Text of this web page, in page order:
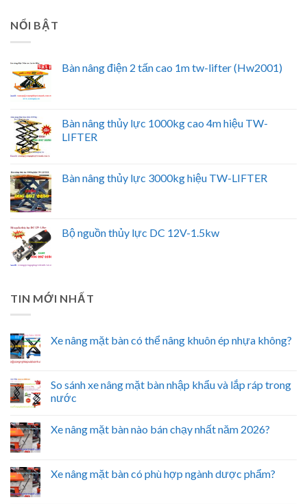
NỔI BẬT
Bàn nâng điện 2 tấn cao 1m tw-lifter (Hw2001)
Bàn nâng thủy lực 1000kg cao 4m hiệu TW-
LIFTER
Bàn nâng thủy lực 3000kg hiệu TW-LIFTER
Bộ nguồn thủy lực DC 12V-1.5kw
TIN MỚI NHẤT
Xe nâng mặt bàn có thể nâng khuôn ép nhựa không?
So sánh xe nâng mặt bàn nhập khẩu và lắp ráp trong
nước
Xe nâng mặt bàn nào bán chạy nhất năm 2026?
Xe nâng mặt bàn có phù hợp ngành dược phẩm?